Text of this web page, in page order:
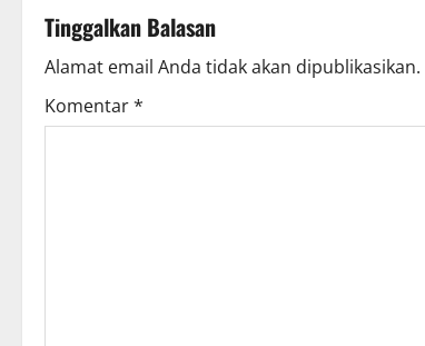
n
a
v
Tinggalkan Balasan
Alamat email Anda tidak akan dipublikasikan.
Komentar*